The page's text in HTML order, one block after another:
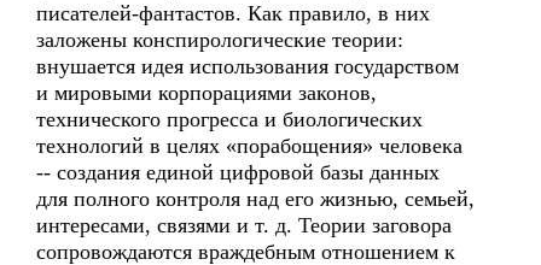
писателей-фантастов. Как правило, в них
заложены конспирологические теории:
внушается идея использования государством
и мировыми корпорациями законов,
технического прогресса и биологических
технологий в целях «порабощения» человека
-- создания единой цифровой базы данных
для полного контроля над его жизнью, семьей,
интересами, связями и т. д. Теории заговора
сопровождаются враждебным отношением к